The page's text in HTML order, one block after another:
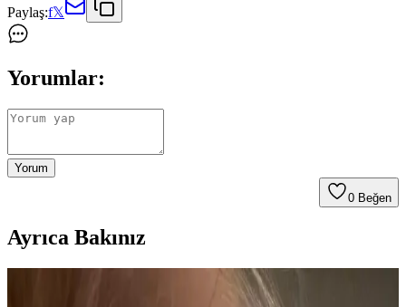
Paylaş:f𝕏
Yorumlar:
Yorum
0 Beğen
Ayrıca Bakınız
Açık Renkli İnce Giysilerde Terleme Sorunları ve